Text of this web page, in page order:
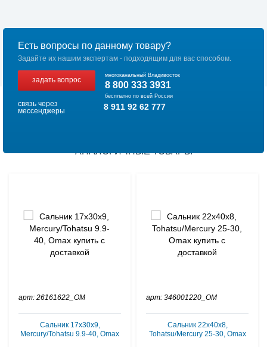
Есть вопросы по данному товару?
Задайте их нашим экспертам - подходящим для вас способом.
задать вопрос
многоканальный Владивосток
8 800 333 3931
бесплатно по всей России
связь через
мессенджеры
8 911 92 62 777
АНАЛОГИЧНЫЕ ТОВАРЫ
арт: 26161622_OM
Сальник 17х30х9,
Mercury/Tohatsu 9.9-40, Omax
арт: 346001220_OM
Сальник 22х40х8,
Tohatsu/Mercury 25-30, Omax